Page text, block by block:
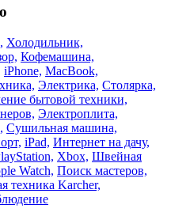
Холодильник,
Кофемашина,
iPhone, MacBook,
Электрика, Столярка,
бытовой техники,
Электроплита,
Сушильная машина,
iPad, Интернет на дачу,
Xbox, Швейная
Watch, Поиск мастеров,
техника Karcher,